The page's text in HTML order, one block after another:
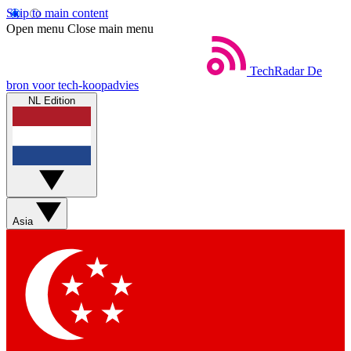
Skip to main content
Open menu Close main menu
TechRadar De
bron voor tech-koopadvies
NL Edition
Asia